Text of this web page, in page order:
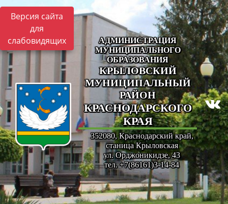
Версия сайта
для
слабовидящих
АДМИНИСТРАЦИЯ
МУНИЦИПАЛЬНОГО
ОБРАЗОВАНИЯ
КРЫЛОВСКИЙ
МУНИЦИПАЛЬНЫЙ
РАЙОН
КРАСНОДАРСКОГО
КРАЯ
352080, Краснодарский край,
станица Крыловская
ул. Орджоникидзе, 43
тел. +7(86161)3-14-84